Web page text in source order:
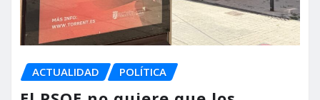
ACTUALIDAD POLÍTICA